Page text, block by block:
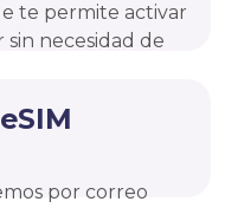
te permite activar
necesidad de
por correo